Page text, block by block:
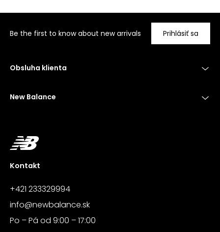
Be the first to know about new arrivals Prihlásiť sa
Obsluha klienta
New Balance
Kontakt
+421 233329994
info@newbalance.sk
Po – Pá od 9:00 – 17:00